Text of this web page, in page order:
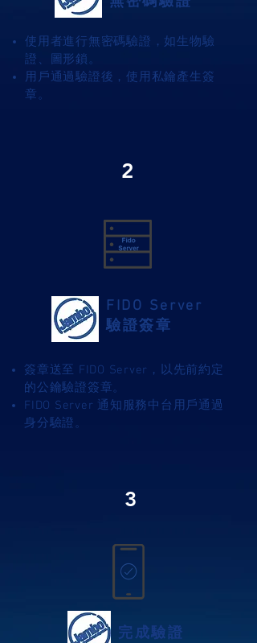
使用者進行無密碼驗證，如生物驗
證、圖形鎖。
用戶通過驗證後，使用私鑰產生簽
章。
2
FIDO Server
驗證簽章
簽章送至 FIDO Server，以先前約定
的公鑰驗證簽章。
FIDO Server 通知服務中台用戶通過
身分驗證。
3
​完成驗證